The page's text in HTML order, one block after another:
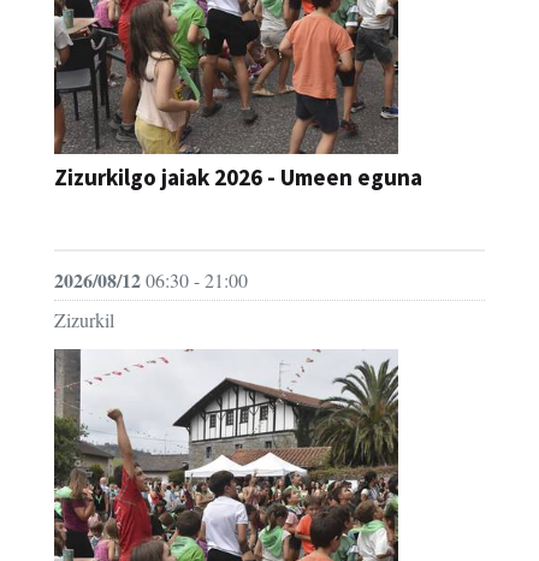
Zizurkilgo jaiak 2026 - Umeen eguna
2026/08/1206:30 - 21:00
Zizurkil